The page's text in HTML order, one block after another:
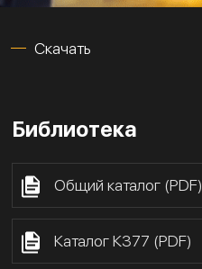
Скачать
Библиотека
Общий каталог (PDF)
Каталог К377 (PDF)